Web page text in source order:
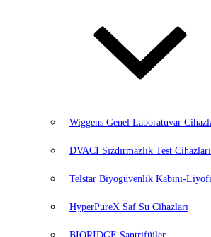
Wiggens Genel Laboratuvar
DVACI Sızdırmazlık Test Cihazları
Telstar Biyogüvenlik Kabini-
HyperPureX Saf Su Cihazları